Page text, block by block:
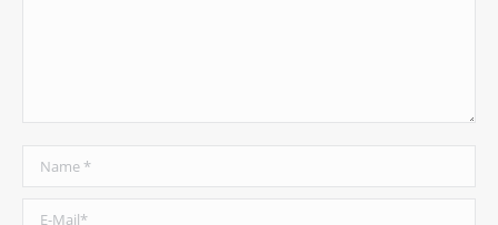
Name *
E-Mail *